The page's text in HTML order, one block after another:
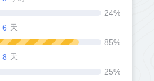
24%
6 天
85%
8 天
25%